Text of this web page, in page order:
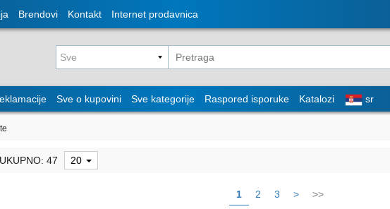
Brendovi Kontakt Internet prodavnica
Sve o kupovini Sve kategorije Raspored isporuke Katalozi sr
UKUPNO: 47 20
1 2 3 > >>